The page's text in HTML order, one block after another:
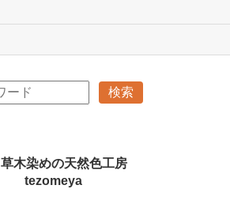
草木染めの天然色工房
tezomeya